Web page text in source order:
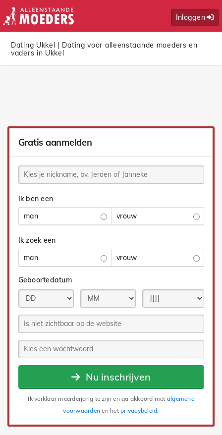
Inloggen
Dating Ukkel | Dating voor alleenstaande moeders en
vaders in Ukkel
Gratis aanmelden
Ik ben een
man
vrouw
Ik zoek een
man
vrouw
Geboortedatum
Nu inschrijven
Ik verklaar meerderjarig te zijn en ga akkoord met algemene
voorwaarden en hetprivacybeleid.